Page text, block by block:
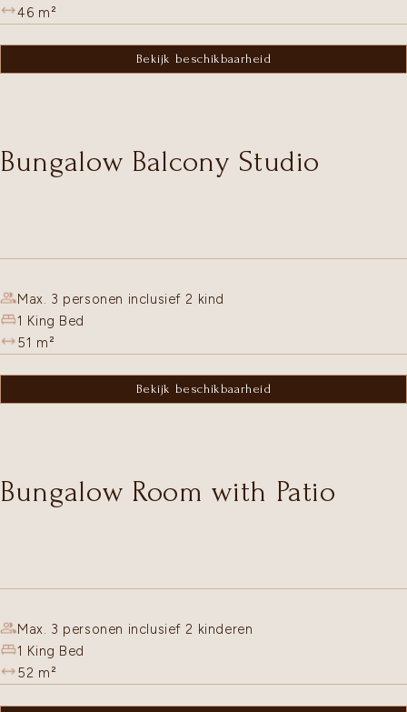
46 m²
Bekijk beschikbaarheid
Bungalow Balcony Studio
Max. 3 personen inclusief 2 kind
1 King Bed
51 m²
Bekijk beschikbaarheid
Bungalow Room with Patio
Max. 3 personen inclusief 2 kinderen
1 King Bed
52 m²